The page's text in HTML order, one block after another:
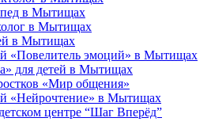
в Мытищах
в Мытищах
в Мытищах
«Повелитель эмоций» в Мытищах
для детей в Мытищах
«Мир общения»
«Нейрочтение» в Мытищах
центре “Шаг Вперёд”